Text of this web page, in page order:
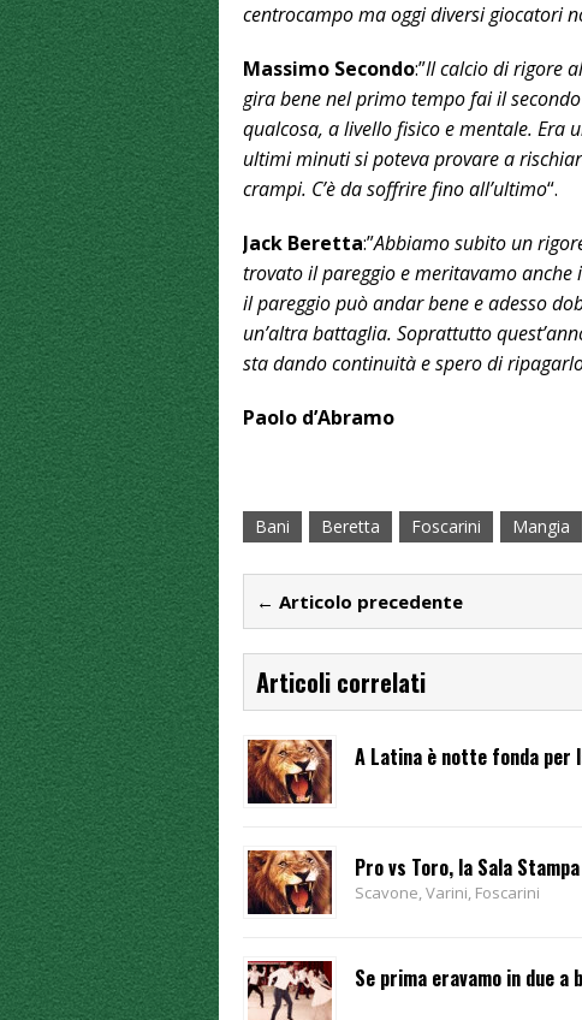
centrocampo ma oggi diversi giocatori
Massimo Secondo:”Il calcio di rigore
gira bene nel primo tempo fai il
qualcosa, a livello fisico e mentale. Era
ultimi minuti si poteva provare a
crampi. C’è da soffrire fino all’ultimo“.
Jack Beretta:”Abbiamo subito un
trovato il pareggio e meritavamo
il pareggio può andar bene e adesso
un’altra battaglia. Soprattutto
sta dando continuità e spero di
Paolo d’Abramo
Bani Beretta Foscarini Mangia
← Articolo precedente
Articoli correlati
A Latina è notte fonda per
Pro vs Toro, la Sala Stampa
Scavone, Varini, Foscarini
Se prima eravamo in due a